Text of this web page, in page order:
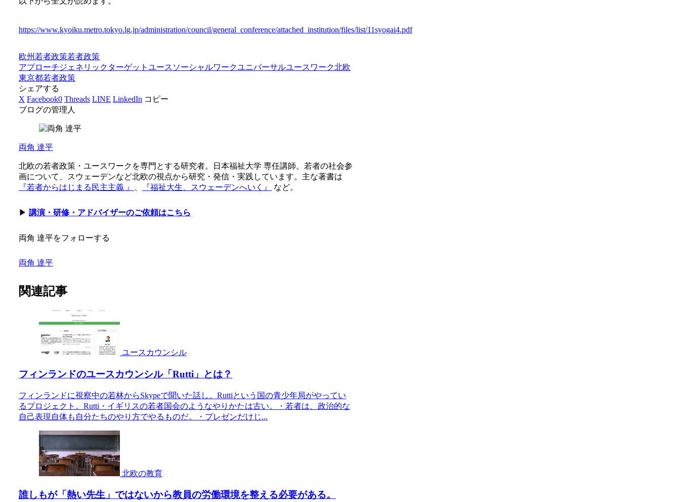
https://www.kyoiku.metro.tokyo.lg.jp/administration/council/general_conference/attached_institution/files/list/11syogai4.pdf
欧州若者政策若者政策
アプローチジェネリック ターゲット ユースソーシャルワークユニバーサルユースワーク北欧
東京都若者政策
シェアする
X Facebook0 Threads LINE LinkedIn コピー
ブログの管理人
両角 達平
北欧の若者政策・ユースワークを専門とする研究者。日本福祉大学 専任講師。若者の社会参
画について、スウェーデンなど北欧の視点から研究・発信・実践しています。主な著書は
『若者からはじまる民主主義 』
『福祉大生、スウェーデンへいく』 など。
▶ 講演・研修・アドバイザーのご依頼はこちら
両角 達平をフォローする
両角 達平
関連記事
ユースカウンシル
フィンランドのユースカウンシル「Rutti」とは？
フィンランドに視察中の若林からSkypeで聞いた話し。Ruttiという国の青少年局がやってい
るプロジェクト。Rutti・イギリスの若者国会のようなやりかたは古い。・若者は、政治的な
自己表現自体も自分たちのやり方でやるものだ。・プレゼンだけじ...
北欧の教育
誰しもが「熱い先生」ではないから教員の労働環境を整える必要がある。